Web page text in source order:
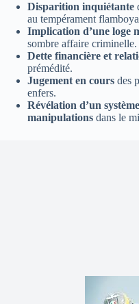
Disparition inquiétante
au tempérament
Implication d’une loge
sombre affaire criminelle.
Dette financière et
prémédité.
Jugement en cours des
enfers.
Révélation d’un
manipulations dans le